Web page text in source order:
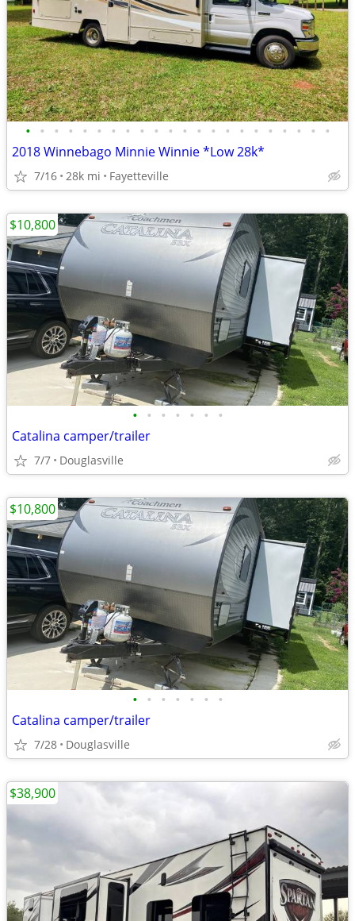
• • • • • • • • • • • • • • • • • • • • • •
2018 Winnebago Minnie Winnie *Low 28k*
7/16 28k mi Fayetteville
• • • • • • •
Catalina camper/trailer
7/7 Douglasville
$10,800
• • • • • • •
Catalina camper/trailer
7/28 Douglasville
$10,800
$38,900